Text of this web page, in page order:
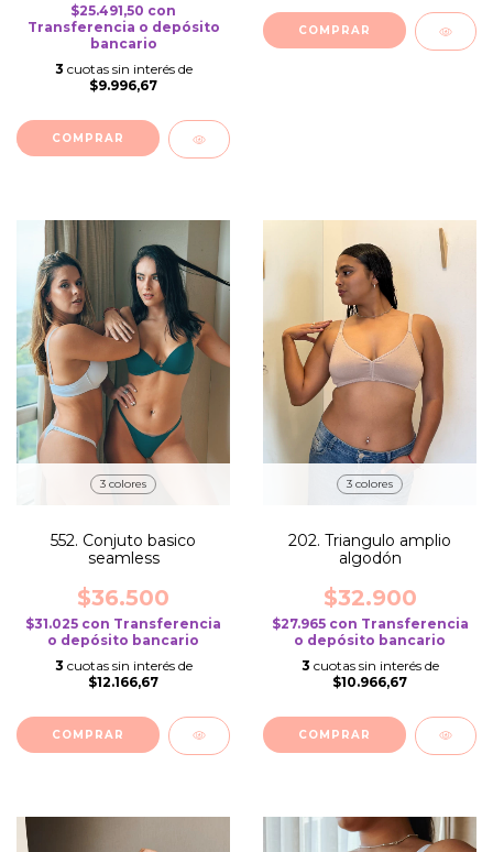
$25.491,50 con
Transferencia o depósito
bancario
3 cuotas sin interés de
$9.996,67
COMPRAR
COMPRAR
3 colores
552. Conjuto basico
seamless
$36.500
$31.025 con Transferencia
o depósito bancario
3 cuotas sin interés de
$12.166,67
COMPRAR
3 colores
202. Triangulo amplio
algodón
$32.900
$27.965 con Transferencia
o depósito bancario
3 cuotas sin interés de
$10.966,67
COMPRAR